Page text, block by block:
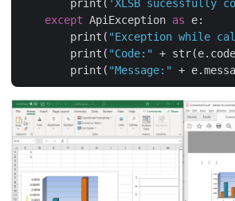
        print(
'XLSB sucessfully
except ApiException as e:
        print(
"Exception while
        print(
"Code:"
+
        print(
"Message:"